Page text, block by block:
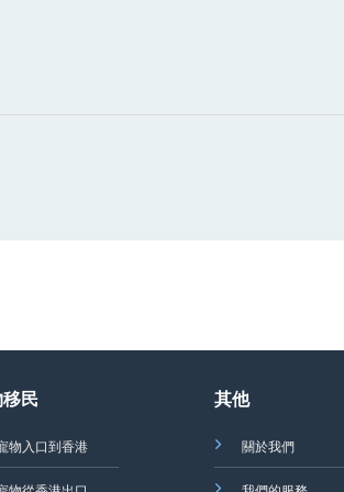
民
物入口到香港
其他
關於我們